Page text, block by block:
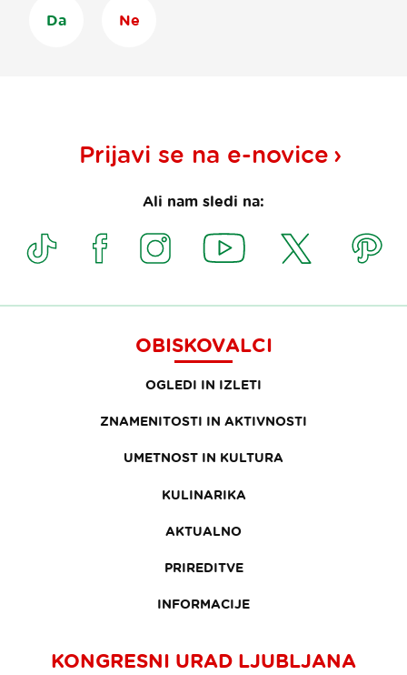
Da Ne
Prijavi se na e-novice
Ali nam sledi na:
OBISKOVALCI
OGLEDI IN IZLETI
ZNAMENITOSTI IN AKTIVNOSTI
UMETNOST IN KULTURA
KULINARIKA
AKTUALNO
PRIREDITVE
INFORMACIJE
KONGRESNI URAD LJUBLJANA